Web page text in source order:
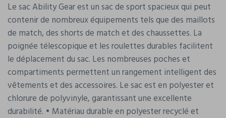
Le sac Ability Gear est un sac de sport spacieux qui peut
contenir de nombreux équipements tels que des maillots
de match, des shorts de match et des chaussettes. La
poignée télescopique et les roulettes durables facilitent
le déplacement du sac. Les nombreuses poches et
compartiments permettent un rangement intelligent des
vêtements et des accessoires. Le sac est en polyester et
chlorure de polyvinyle, garantissant une excellente
durabilité. • Matériau durable en polyester recyclé et